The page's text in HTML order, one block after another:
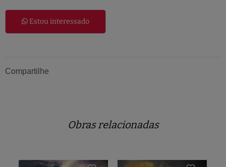
Estou interessado
Compartilhe
Obras relacionadas